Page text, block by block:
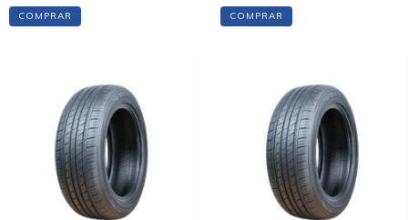
COMPRAR COMPRAR